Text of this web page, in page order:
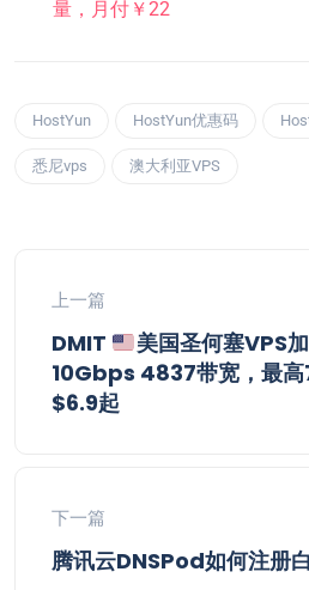
量，月付￥22
HostYun HostYun优惠码
悉尼vps 澳大利亚VPS
上一篇
DMIT
美国圣何塞VPS
10Gbps 4837带宽，最高
$6.9起
下一篇
腾讯云DNSPod如何注册